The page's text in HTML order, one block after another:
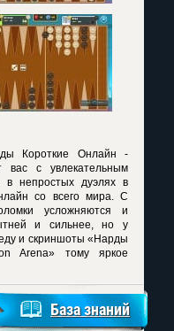
Короткие Онлайн -
вас с увлекательным
в непростых дуэлях в
со всего мира. С
усложняются и
и сильнее, но у
и скриншоты «Нарды
Arena» тому яркое
База знаний